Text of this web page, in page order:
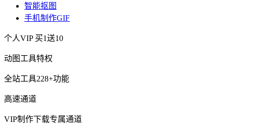
智能抠图
手机制作GIF
个人VIP 买1送10
动图工具特权
全站工具228+功能
高速通道
VIP制作下载专属通道